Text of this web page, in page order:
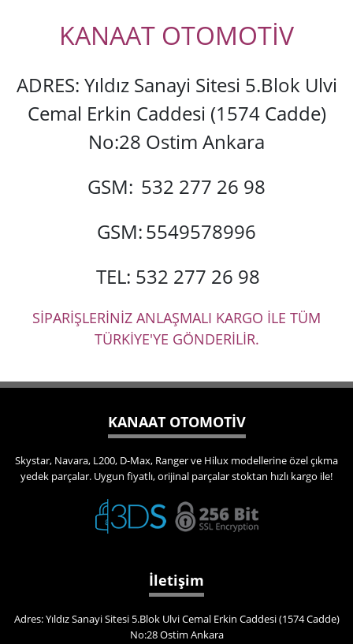
KANAAT OTOMOTİV
ADRES: Yıldız Sanayi Sitesi 5.Blok Ulvi
Cemal Erkin Caddesi (1574 Cadde)
No:28 Ostim Ankara
GSM: 532 277 26 98
GSM:5549578996
TEL: 532 277 26 98
SİPARİŞLERİNİZ ANLAŞMALI KARGO İLE TÜM
TÜRKİYE'YE GÖNDERİLİR.
KANAAT OTOMOTİV
Skystar, Navara, L200, D-Max, Ranger ve Hilux modellerine özel çıkma
yedek parçalar. Uygun fiyatlı, orijinal parçalar stoktan hızlı kargo ile!
İletişim
Adres: Yıldız Sanayi Sitesi 5.Blok Ulvi Cemal Erkin Caddesi (1574 Cadde)
No:28 Ostim Ankara